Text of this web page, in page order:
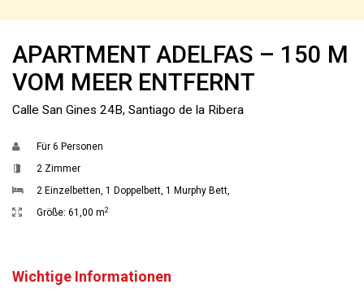
APARTMENT ADELFAS – 150 M
VOM MEER ENTFERNT
Calle San Gines 24B, Santiago de la Ribera
Für 6 Personen
2 Zimmer
2 Einzelbetten, 1 Doppelbett, 1 Murphy Bett,
Größe: 61,00 m2
Wichtige Informationen